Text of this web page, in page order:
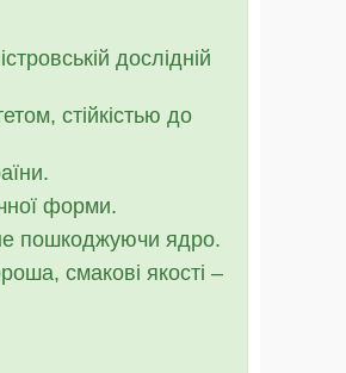
дослідній
стійкістью до
форми.
пошкоджуючи ядро.
смакові якості –